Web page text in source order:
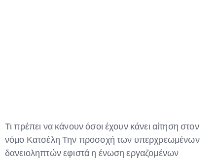
Τι πρέπει να κάνουν όσοι έχουν κάνει αίτηση στον
νόμο Κατσέλη Την προσοχή των υπερχρεωμένων
δανειοληπτών εφιστά η ένωση εργαζομένων